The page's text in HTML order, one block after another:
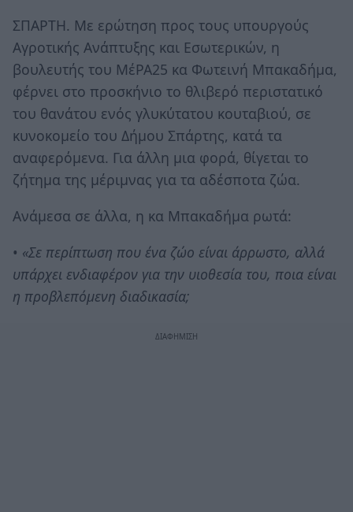
ΣΠΑΡΤΗ. Με ερώτηση προς τους υπουργούς
Αγροτικής Ανάπτυξης και Εσωτερικών, η
βουλευτής του ΜέΡΑ25 κα Φωτεινή Μπακαδήμα,
φέρνει στο προσκήνιο το θλιβερό περιστατικό
του θανάτου ενός γλυκύτατου κουταβιού, σε
κυνοκομείο του Δήμου Σπάρτης, κατά τα
αναφερόμενα. Για άλλη μια φορά, θίγεται το
ζήτημα της μέριμνας για τα αδέσποτα ζώα.
Ανάμεσα σε άλλα, η κα Μπακαδήμα ρωτά:
• «Σε περίπτωση που ένα ζώο είναι άρρωστο, αλλά
υπάρχει ενδιαφέρον για την υιοθεσία του, ποια είναι
η προβλεπόμενη διαδικασία;